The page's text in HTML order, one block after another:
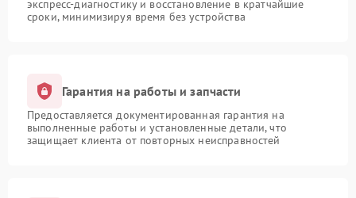
экспресс-диагностику и восстановление в кратчайшие
сроки, минимизируя время без устройства
Гарантия на работы и запчасти
Предоставляется документированная гарантия на
выполненные работы и установленные детали, что
защищает клиента от повторных неисправностей